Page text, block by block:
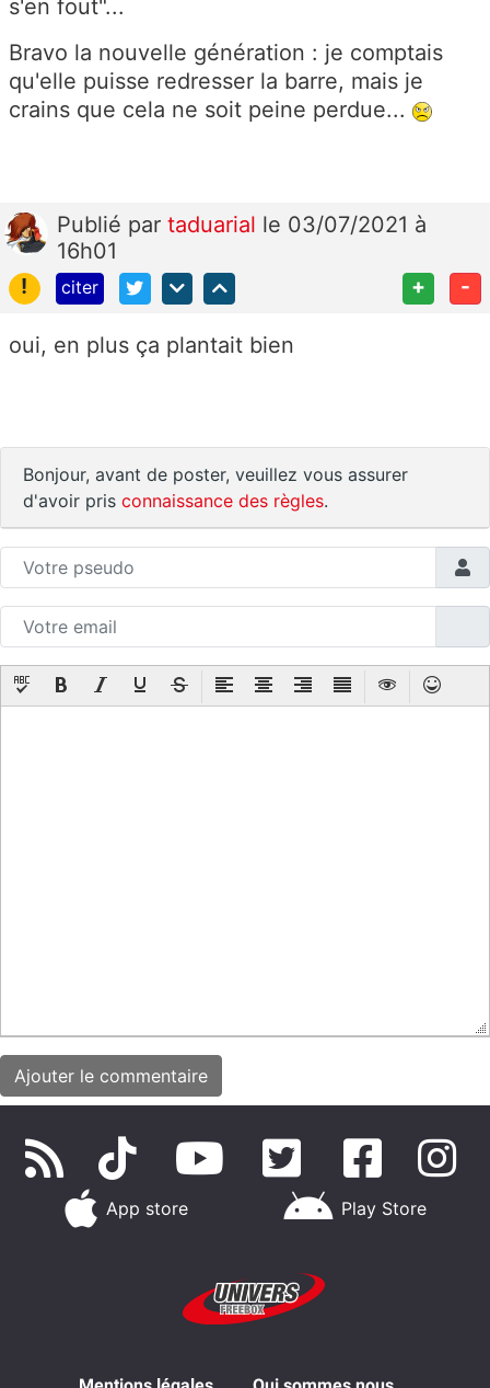
s'en fout"...
Bravo la nouvelle génération : je comptais
qu'elle puisse redresser la barre, mais je
crains que cela ne soit peine perdue...
Publié par taduarial le 03/07/2021 à
16h01
!
citer + -
oui, en plus ça plantait bien
Bonjour, avant de poster, veuillez vous assurer
d'avoir pris connaissance des règles.
App store Play Store